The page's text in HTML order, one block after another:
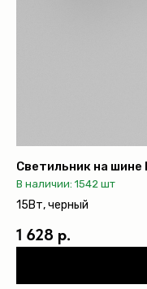
Светильник на шине
В наличии: 1542 шт
15Вт, черный
1 628 р.